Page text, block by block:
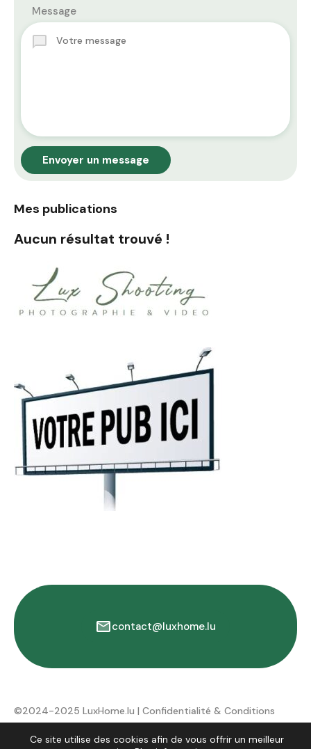
Message
Envoyer un message
Mes publications
Aucun résultat trouvé !
contact@luxhome.lu
©2024-2025 LuxHome.lu | Confidentialité & Conditions
d'utilisation
Ce site utilise des cookies afin de vous offrir un meilleur